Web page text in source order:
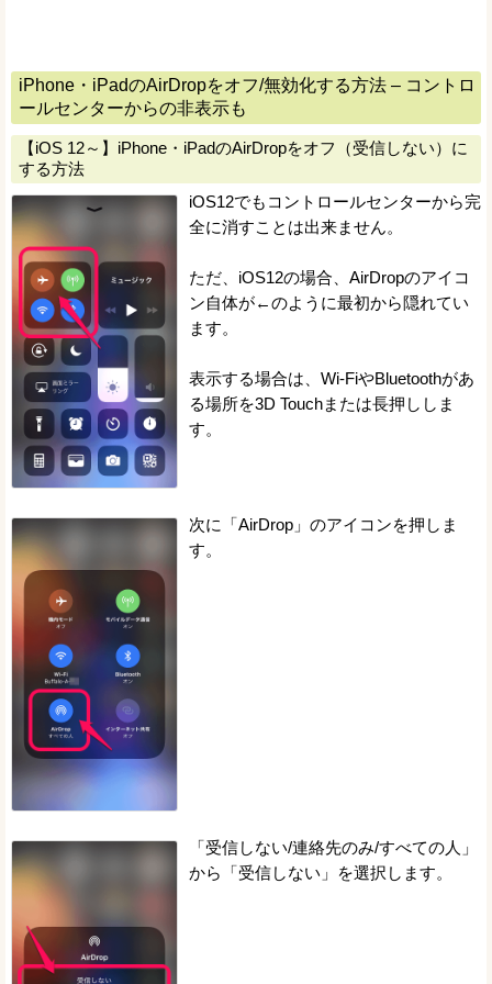
iPhone・iPadのAirDropをオフ/無効化する方法 – コントロ
ールセンターからの非表示も
【iOS 12～】iPhone・iPadのAirDropをオフ（受信しない）に
する方法
iOS12でもコントロールセンターから完
全に消すことは出来ません。
ただ、iOS12の場合、AirDropのアイコ
ン自体が←のように最初から隠れてい
ます。
表示する場合は、Wi-FiやBluetoothがあ
る場所を3D Touchまたは長押ししま
す。
次に「AirDrop」のアイコンを押しま
す。
「受信しない/連絡先のみ/すべての人」
から「受信しない」を選択します。